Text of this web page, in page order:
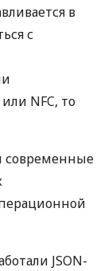
в
с
NFC, то
современные
JSON-